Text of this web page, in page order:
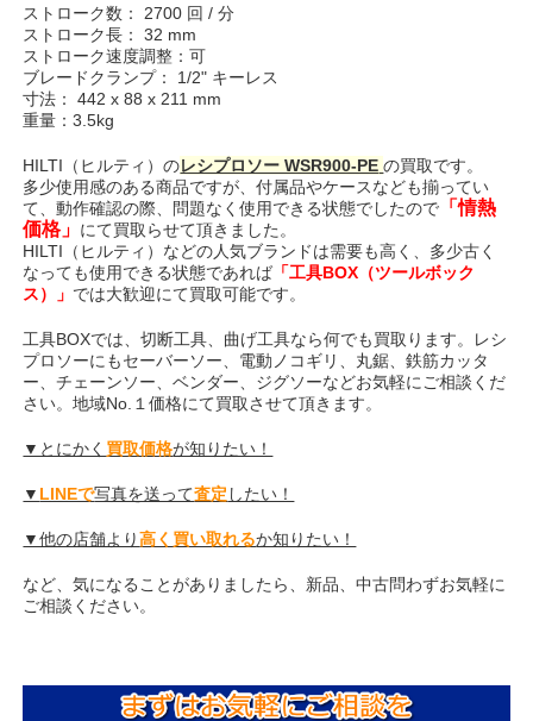
ストローク数： 2700 回 / 分
ストローク長： 32 mm
ストローク速度調整：可
ブレードクランプ： 1/2" キーレス
寸法： 442 x 88 x 211 mm
重量：3.5kg
HILTI（ヒルティ）のレシプロソー WSR900-PE の買取です。
多少使用感のある商品ですが、付属品やケースなども揃ってい
て、動作確認の際、問題なく使用できる状態でしたので 「情熱
価格」 にて買取らせて頂きました。
HILTI（ヒルティ）などの人気ブランドは需要も高く、多少古く
なっても使用できる状態であれば 「工具BOX（ツールボック
ス）」 では大歓迎にて買取可能です。
工具BOXでは、切断工具、曲げ工具なら何でも買取ります。レシ
プロソーにもセーバーソー、電動ノコギリ、丸鋸、鉄筋カッタ
ー、チェーンソー、ベンダー、ジグソーなどお気軽にご相談くだ
さい。地域No.１価格にて買取させて頂きます。
▼とにかく 買取価格が知りたい！
▼ LINEで写真を送って査定 したい！
▼他の店舗より高く買い取れるか知りたい！
など、気になることがありましたら、新品、中古問わずお気軽に
ご相談ください。